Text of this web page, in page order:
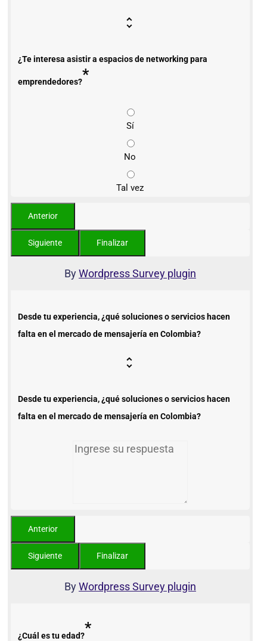
¿Te interesa asistir a espacios de networking para
emprendedores?*
Sí
No
Tal vez
ByWordpress Survey plugin
Desde tu experiencia, ¿qué soluciones o servicios hacen
falta en el mercado de mensajería en Colombia?
Desde tu experiencia, ¿qué soluciones o servicios hacen
falta en el mercado de mensajería en Colombia?
ByWordpress Survey plugin
¿Cuál es tu edad?*